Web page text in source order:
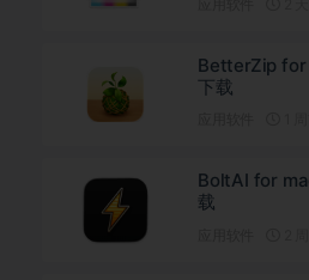
BetterZip for
下载
BoltAI for
载